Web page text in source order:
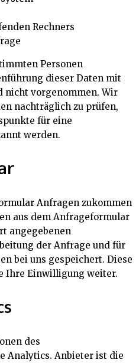
Rechners
Personen
dieser Daten mit
nicht vorgenommen. Wir
nachträglich zu prüfen,
für eine
werden.
Anfragen zukommen
aus dem Anfrageformular
angegebenen
der Anfrage und für
bei uns gespeichert. Diese
Ihre Einwilligung weiter.
des
Analytics. Anbieter ist die